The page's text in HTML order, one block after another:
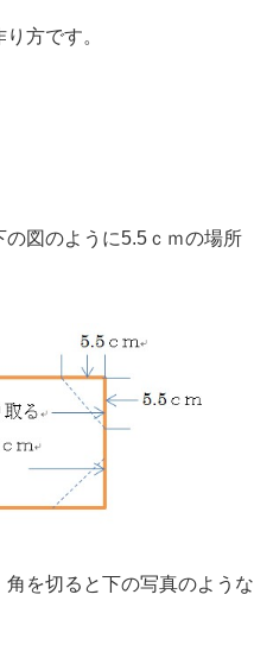
方です。
に5.5ｃｍの場所
写真のような